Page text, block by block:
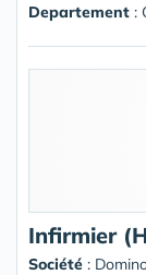
Departement :
Infirmier
Société :